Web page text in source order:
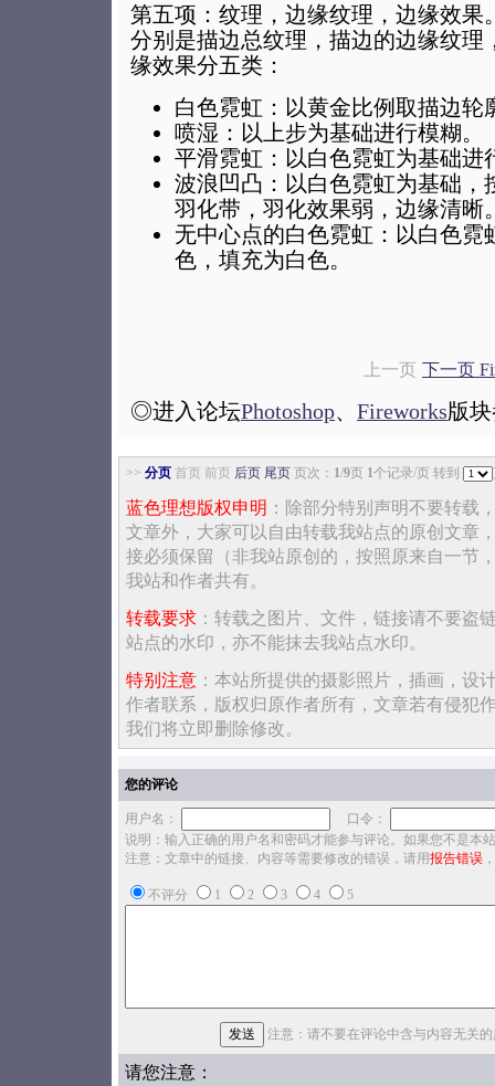
第五项：纹理，边缘纹理，边缘效果
分别是描边总纹理，描边的边缘纹理
缘效果分五类：
白色霓虹：以黄金比例取描边轮
喷湿：以上步为基础进行模糊。
平滑霓虹：以白色霓虹为基础进
波浪凹凸：以白色霓虹为基础，
羽化带，羽化效果弱，边缘清晰
无中心点的白色霓虹：以白色霓
色，填充为白色。
上一页 下一页
◎进入论坛Photoshop、 Fireworks版
>> 分页 首页 前页 后页 尾页 页次： 1/9页 1个记录/页 转到
蓝色理想版权申明 ：除部分特别声明不要转载
文章外，大家可以自由转载我站点的原创文章
接必须保留（非我站原创的，按照原来自一节
我站和作者共有。
转载要求 ：转载之图片、文件，链接请不要盗
站点的水印，亦不能抹去我站点水印。
特别注意 ：本站所提供的摄影照片，插画，设
作者联系，版权归原作者所有，文章若有侵犯
我们将立即删除修改。
您的评论
用户名：
口令：
说明：输入正确的用户名和密码才能参与评论。如果您不是本
注意：文章中的链接、内容等需要修改的错误，请用报告错误
不评分 1 2 3 4 5
注意：请不要在评论中含与内容无关
请您注意：